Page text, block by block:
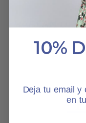
HABLAN DE
10%
Deja tu email y
en